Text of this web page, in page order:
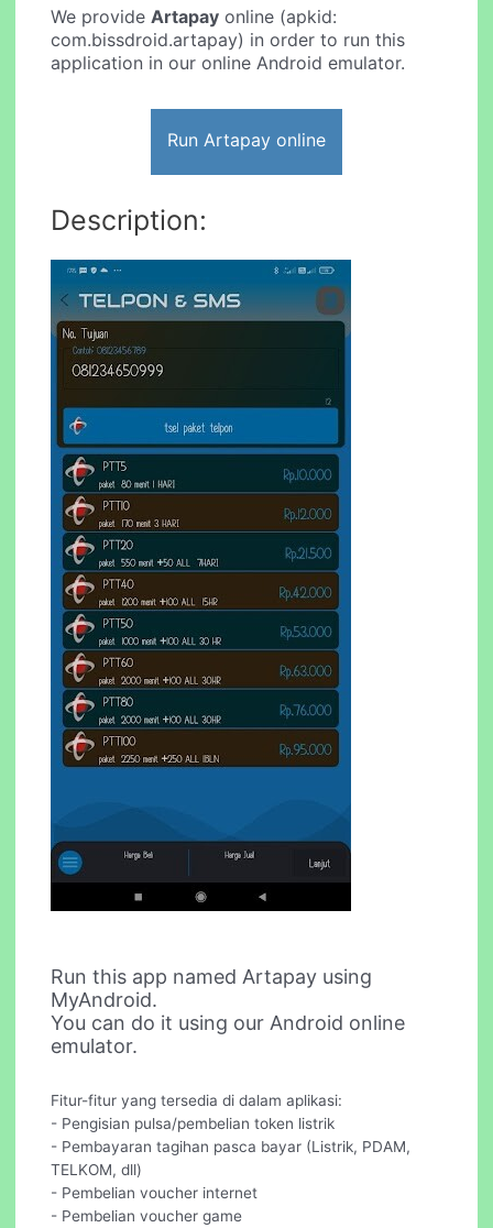
We provideArtapay online (apkid:
com.bissdroid.artapay) in order to run this
application in our online Android emulator.
Run Artapay online
Description:
Run this app named Artapay using
MyAndroid.
You can do it using our Android online
emulator.
Fitur-fitur yang tersedia di dalam aplikasi:
- Pengisian pulsa/pembelian token listrik
- Pembayaran tagihan pasca bayar (Listrik, PDAM,
TELKOM, dll)
- Pembelian voucher internet
- Pembelian voucher game